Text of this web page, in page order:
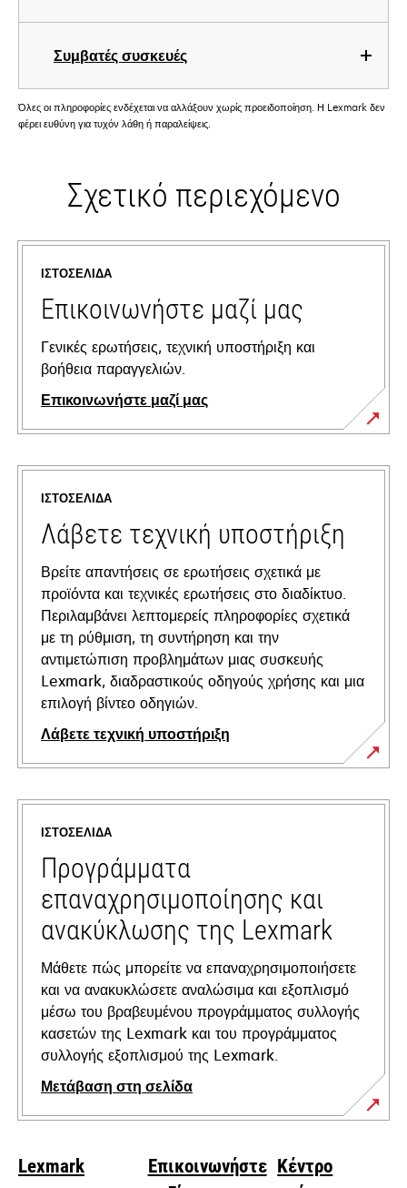
Συμβατές συσκευές
Όλες οι πληροφορίες ενδέχεται να αλλάξουν χωρίς προειδοποίηση. Η Lexmark δεν
φέρει ευθύνη για τυχόν λάθη ή παραλείψεις.
Σχετικό περιεχόμενο
ΙΣΤΟΣΕΛΊΔΑ
Επικοινωνήστε μαζί μας
Γενικές ερωτήσεις, τεχνική υποστήριξη και
βοήθεια παραγγελιών.
Επικοινωνήστε μαζί μας
ΙΣΤΟΣΕΛΊΔΑ
Λάβετε τεχνική υποστήριξη
Βρείτε απαντήσεις σε ερωτήσεις σχετικά με
προϊόντα και τεχνικές ερωτήσεις στο διαδίκτυο.
Περιλαμβάνει λεπτομερείς πληροφορίες σχετικά
με τη ρύθμιση, τη συντήρηση και την
αντιμετώπιση προβλημάτων μιας συσκευής
Lexmark, διαδραστικούς οδηγούς χρήσης και μια
επιλογή βίντεο οδηγιών.
Λάβετε τεχνική υποστήριξη
opens
in
new
tab
ΙΣΤΟΣΕΛΊΔΑ
Προγράμματα
επαναχρησιμοποίησης και
ανακύκλωσης της Lexmark
Μάθετε πώς μπορείτε να επαναχρησιμοποιήσετε
και να ανακυκλώσετε αναλώσιμα και εξοπλισμό
μέσω του βραβευμένου προγράμματος συλλογής
κασετών της Lexmark και του προγράμματος
συλλογής εξοπλισμού της Lexmark.
Μετάβαση στη σελίδα
Lexmark
Επικοινωνήστε Κέντρο